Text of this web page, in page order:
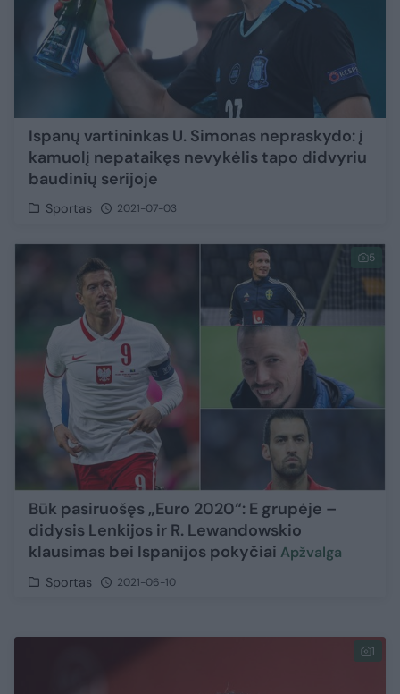
Ispanų vartininkas U. Simonas nepraskydo: į
kamuolį nepataikęs nevykėlis tapo didvyriu
baudinių serijoje
Sportas 2021-07-03
5
Būk pasiruošęs „Euro 2020“: E grupėje –
didysis Lenkijos ir R. Lewandowskio
klausimas bei Ispanijos pokyčiai Apžvalga
Sportas 2021-06-10
1